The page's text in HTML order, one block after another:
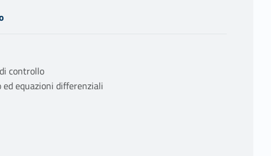
controllo
equazioni differenziali